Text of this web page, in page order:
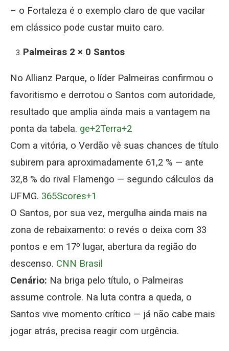
– o Fortaleza é o exemplo claro de que vacilar
em clássico pode custar muito caro.
Palmeiras 2 × 0 Santos
No Allianz Parque, o líder Palmeiras confirmou o
favoritismo e derrotou o Santos com autoridade,
resultado que amplia ainda mais a vantagem na
ponta da tabela. ge+2Terra+2
Com a vitória, o Verdão vê suas chances de título
subirem para aproximadamente 61,2 % — ante
32,8 % do rival Flamengo — segundo cálculos da
UFMG. 365Scores+1
O Santos, por sua vez, mergulha ainda mais na
zona de rebaixamento: o revés o deixa com 33
pontos e em 17º lugar, abertura da região do
descenso. CNN Brasil
Cenário: Na briga pelo título, o Palmeiras
assume controle. Na luta contra a queda, o
Santos vive momento crítico — já não cabe mais
jogar atrás, precisa reagir com urgência.